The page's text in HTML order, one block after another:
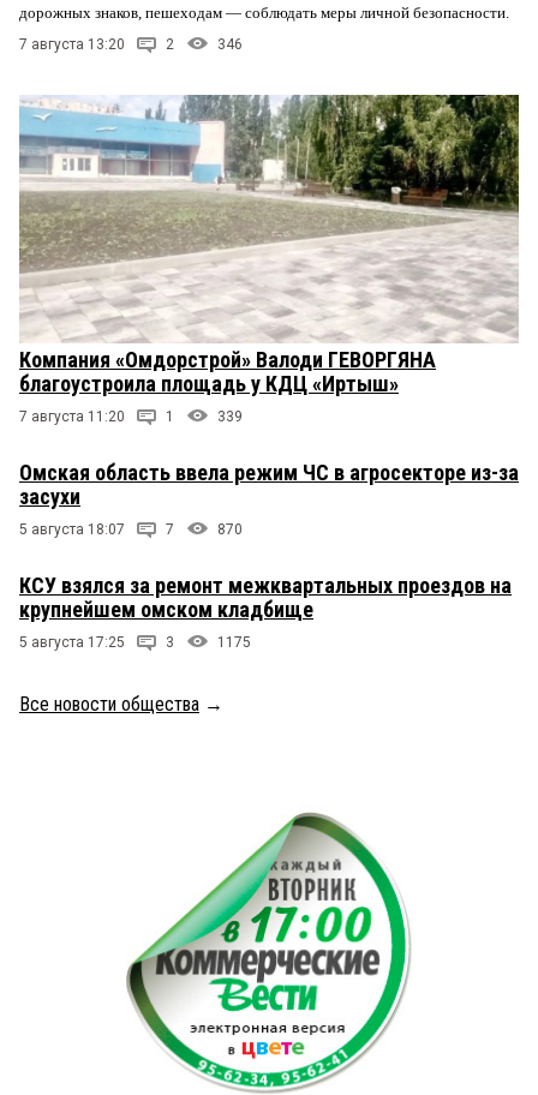
дорожных знаков, пешеходам — соблюдать меры личной безопасности.
7 августа 13:20 2 346
Компания «Омдорстрой» Валоди ГЕВОРГЯНА
благоустроила площадь у КДЦ «Иртыш»
7 августа 11:20 1 339
Омская область ввела режим ЧС в агросекторе из-за
засухи
5 августа 18:07 7 870
КСУ взялся за ремонт межквартальных проездов на
крупнейшем омском кладбище
5 августа 17:25 3 1175
Все новости общества →